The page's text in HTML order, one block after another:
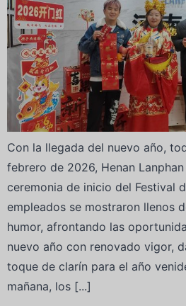
Con la llegada del nuevo año,
febrero de 2026, Henan
ceremonia de inicio del Festival
empleados se mostraron llenos
humor, afrontando las
nuevo año con renovado vigor,
toque de clarín para el año
mañana, los [...]